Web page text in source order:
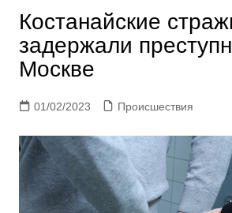
Костанайские
задержали
Москве
01/02/2023 Происшествия